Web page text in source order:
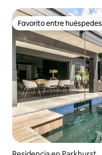
Favorito entre huéspedes
Favorito entre huéspedes